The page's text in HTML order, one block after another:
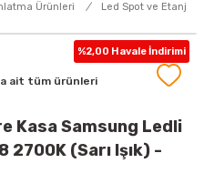
Ürünleri Led Spot ve Etanj
%2,00 Havale İndirimi
ait tüm ürünleri
Kasa Samsung Ledli
(Sarı Işık) -